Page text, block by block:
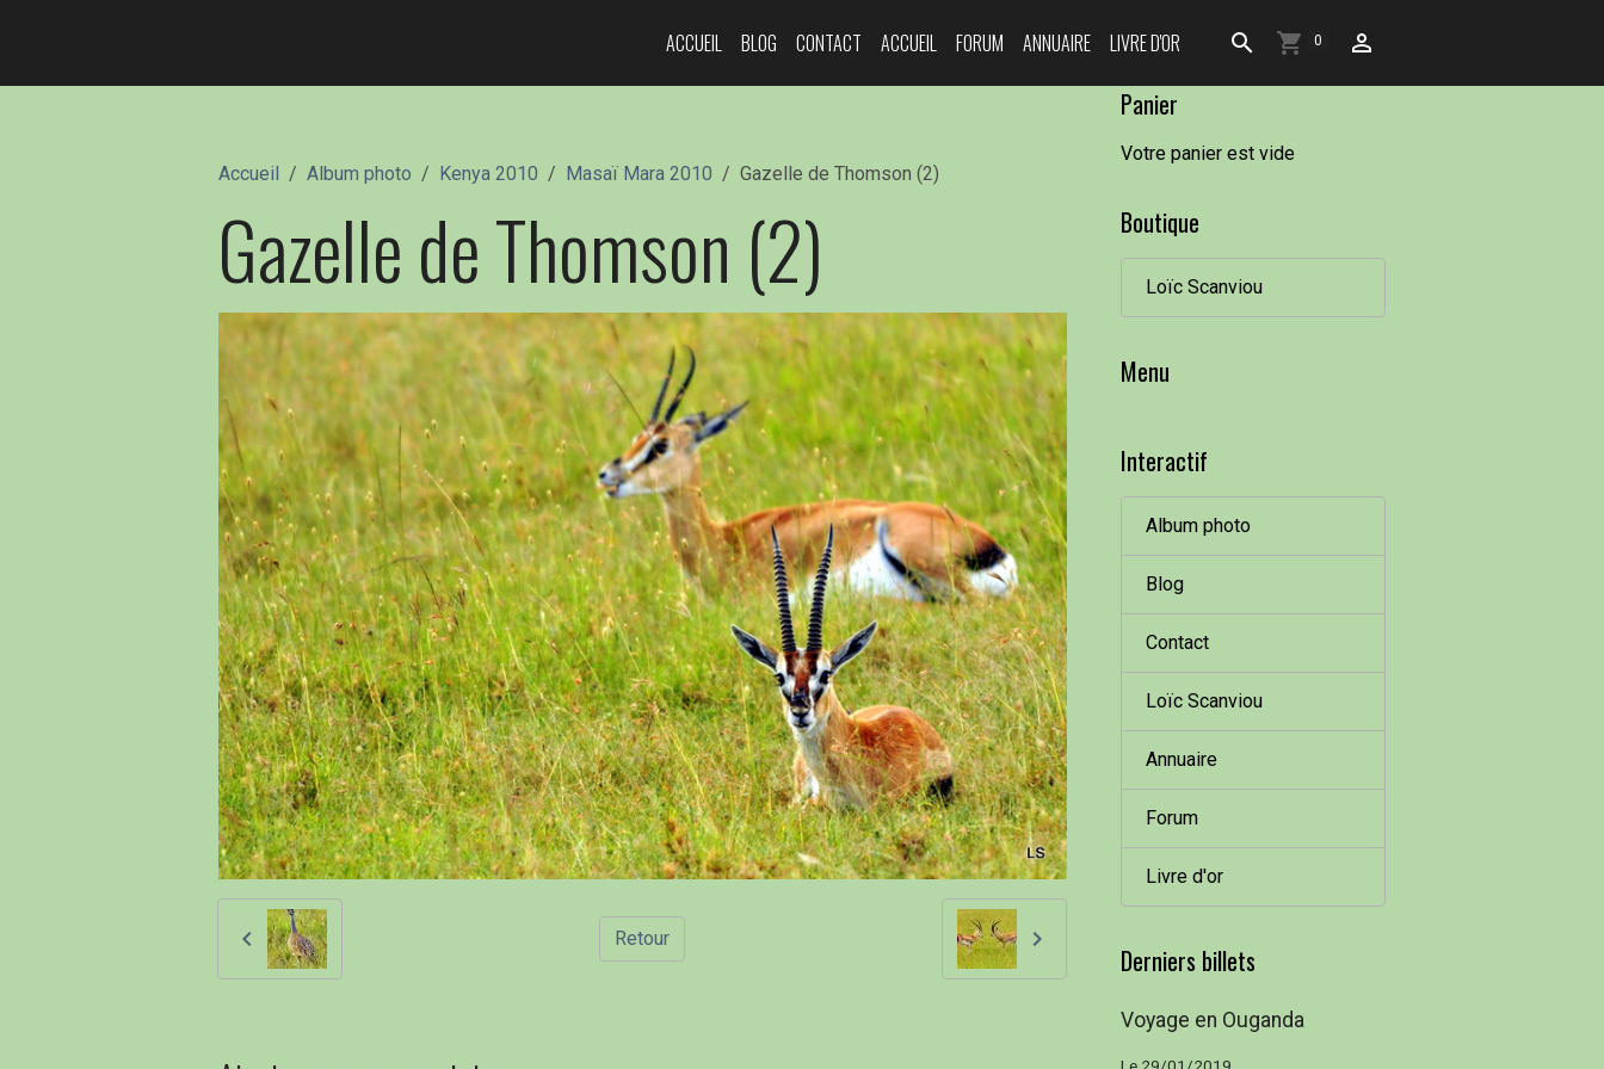
ACCUEIL BLOG CONTACT ACCUEIL FORUM ANNUAIRE LIVRE D'OR 0
Accueil Album photo Kenya 2010 Masaï Mara 2010 Gazelle de Thomson (2)
Gazelle de Thomson (2)
Retour
Panier
Votre panier est vide
Boutique
Loïc Scanviou
Menu
Interactif
Album photo
Blog
Contact
Loïc Scanviou
Annuaire
Forum
Livre d'or
Derniers billets
Voyage en Ouganda